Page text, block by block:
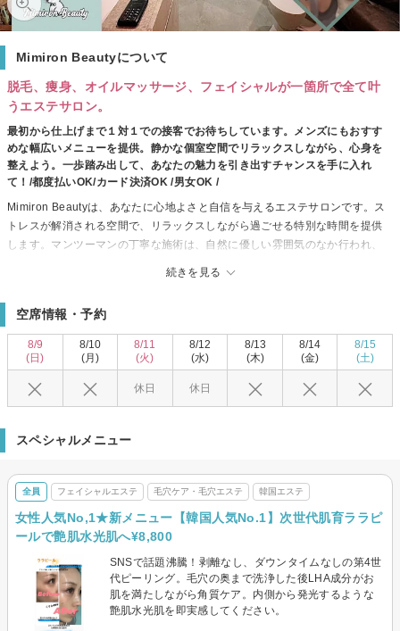
Mimiron Beautyについて
脱毛、痩身、オイルマッサージ、フェイシャルが一箇所で全て叶
うエステサロン。
最初から仕上げまで１対１での接客でお待ちしています。メンズにもおすす
めな幅広いメニューを提供。静かな個室空間でリラックスしながら、心身を
整えよう。一歩踏み出して、あなたの魅力を引き出すチャンスを手に入れ
て！/都度払いOK/カード決済OK /男女OK /
続きを見る
Mimiron Beautyは、あなたに心地よさと自信を与えるエステサロンです。ス
トレスが解消される空間で、リラックスしながら過ごせる特別な時間を提供
します。マンツーマンの丁寧な施術は、自然に優しい雰囲気のなか行われ、
ます。脱毛や痩身、フェイシャルなどのコストパフォーマンスに優れたメニ
ューも充実し、日々をより充実させるサポートをしています。ぜひMimiron
Beautyで、心身ともに満たされるひとときをお楽しみください。
空席情報・予約
8/9
(日)
8/10
(月)
8/11
(火)
休日
8/12
(水)
休日
8/13
(木)
8/14
(金)
8/15
(土)
スペシャルメニュー
全員 フェイシャルエステ 毛穴ケア・毛穴エステ 韓国エステ
女性人気No,1★新メニュー【韓国人気No.1】次世代肌育ララピ
ールで艶肌水光肌へ¥8,800
SNSで話題沸騰！剥離なし、ダウンタイムなしの第4世
代ピーリング。毛穴の奥まで洗浄した後LHA成分がお
肌を満たしながら角質ケア。内側から発光するような
艶肌水光肌を即実感してください。